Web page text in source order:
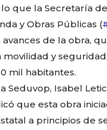
que la Secretaría
y Obras Públicas (
de la obra,
y
mil habitantes.
Seduvop, Isabel
que esta obra
a principios de